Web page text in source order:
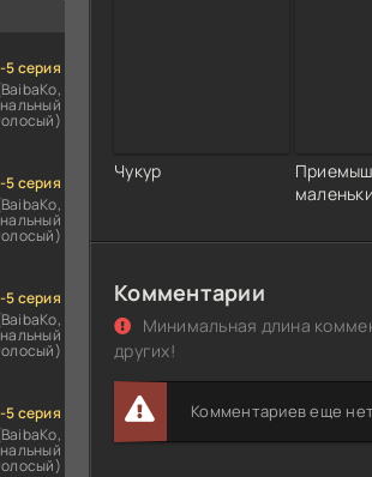
5 серия
5 серия
5 серия
5 серия
Чукур
Комментарии
Минимальная длина
других!
Комментариев еще